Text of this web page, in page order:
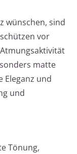
wünschen, sind
vor
matte
Eleganz und
und
Tönung,